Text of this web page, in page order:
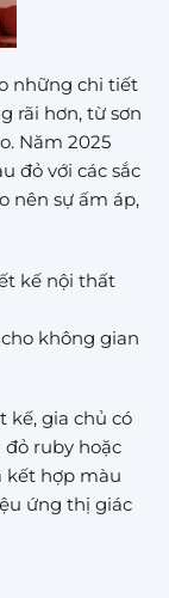
những chi tiết
rãi hơn, từ sơn
Năm 2025
đỏ với các sắc
nên sự ấm áp,
kế nội thất
không gian
gia chủ có
ruby hoặc
kết hợp màu
ứng thị giác